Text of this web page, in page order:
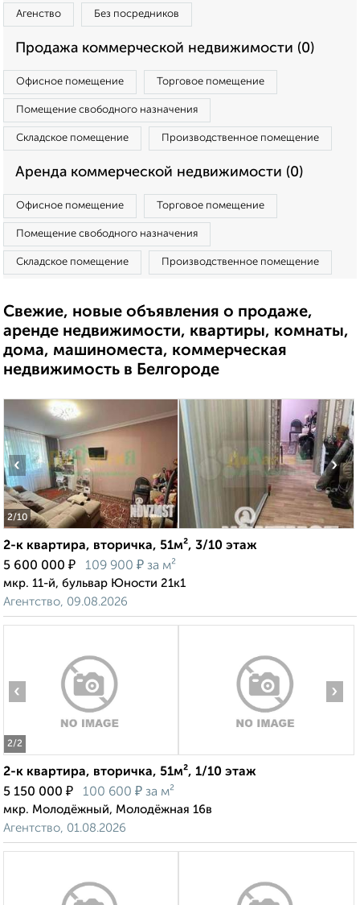
Агенство Без посредников
Продажа коммерческой недвижимости (0)
Офисное помещение Торговое помещение
Помещение свободного назначения
Складское помещение Производственное помещение
Аренда коммерческой недвижимости (0)
Офисное помещение Торговое помещение
Помещение свободного назначения
Складское помещение Производственное помещение
Свежие, новые объявления о продаже,
аренде недвижимости, квартиры, комнаты,
дома, машиноместа, коммерческая
недвижимость в Белгороде
2/10
‹ ›
2-к квартира, вторичка, 51м², 3/10 этаж
5 600 000 ₽ 109 900 ₽ за м²
мкр. 11-й, бульвар Юности 21к1
Агентство, 09.08.2026
2/2
‹ ›
2-к квартира, вторичка, 51м², 1/10 этаж
5 150 000 ₽ 100 600 ₽ за м²
мкр. Молодёжный, Молодёжная 16в
Агентство, 01.08.2026